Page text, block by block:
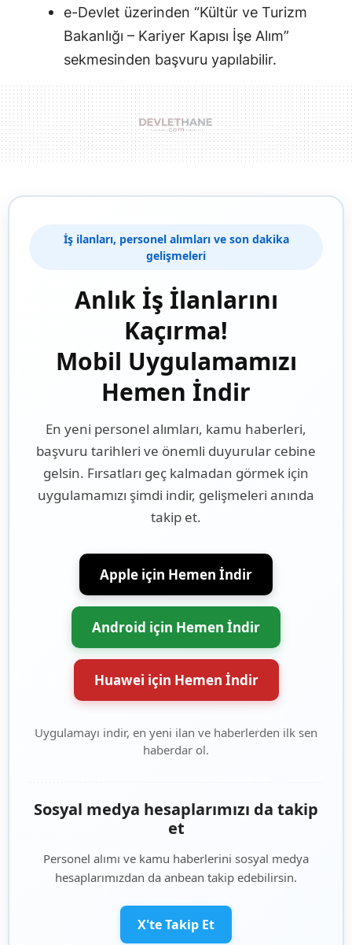
e-Devlet üzerinden “Kültür ve Turizm
Bakanlığı – Kariyer Kapısı İşe Alım”
sekmesinden başvuru yapılabilir.
İş ilanları, personel alımları ve son dakika
gelişmeleri
Anlık İş İlanlarını
Kaçırma!
Mobil Uygulamamızı
Hemen İndir
En yeni personel alımları, kamu haberleri,
başvuru tarihleri ve önemli duyurular cebine
gelsin. Fırsatları geç kalmadan görmek için
uygulamamızı şimdi indir, gelişmeleri anında
takip et.
Apple için Hemen İndir
Android için Hemen İndir
Huawei için Hemen İndir
Uygulamayı indir, en yeni ilan ve haberlerden ilk sen
haberdar ol.
Sosyal medya hesaplarımızı da takip
et
Personel alımı ve kamu haberlerini sosyal medya
hesaplarımızdan da anbean takip edebilirsin.
X'te Takip Et